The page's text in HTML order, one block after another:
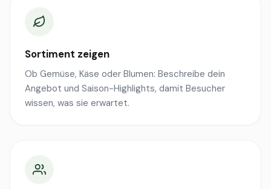
Sortiment zeigen
Ob Gemüse, Käse oder Blumen: Beschreibe dein
Angebot und Saison-Highlights, damit Besucher
wissen, was sie erwartet.